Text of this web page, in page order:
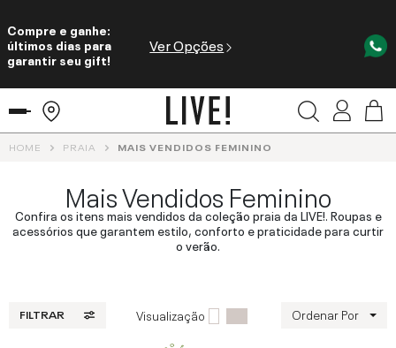
Compre e ganhe:
últimos dias para
garantir seu gift!
Ver Opções
HOME PRAIA MAIS VENDIDOS FEMININO
Mais Vendidos Feminino
Confira os itens mais vendidos da coleção praia da LIVE!. Roupas e
acessórios que garantem estilo, conforto e praticidade para curtir
o verão.
FILTRAR Visualização Ordenar Por